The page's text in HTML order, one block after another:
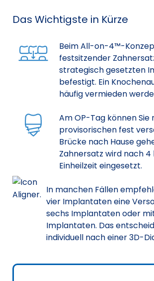
Das Wichtigste in Kürze
Beim All-on-4™-
festsitzender
strategisch gesetzten
befestigt. Ein
häufig vermieden
Am OP-Tag können Sie
provisorischen fest
Brücke nach Hause
Zahnersatz wird nach 4
Einheilzeit eingesetzt.
In manchen Fällen
vier Implantaten eine
sechs Implantaten oder
Implantaten. Das
individuell nach einer 3D-